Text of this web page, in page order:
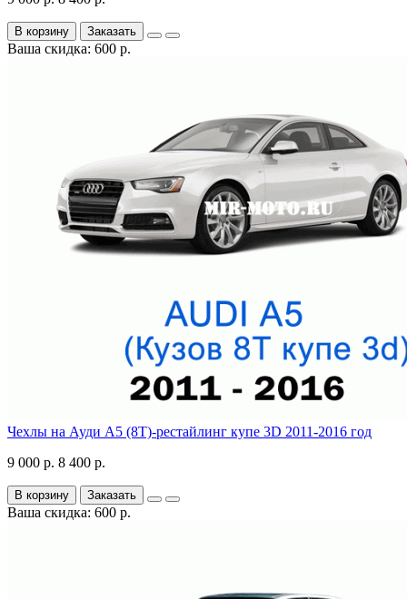
В корзину Заказать
Ваша скидка: 600 р.
Чехлы на Ауди А5 (8Т)-рестайлинг купе 3D 2011-2016 год
9 000 р. 8 400 р.
В корзину Заказать
Ваша скидка: 600 р.